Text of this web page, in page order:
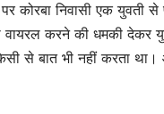
कोरबा निवासी एक युवती
वायरल करने की धमकी
से बात भी नहीं करता